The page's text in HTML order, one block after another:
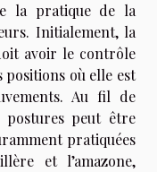
la pratique de la
Initialement, la
avoir le contrôle
où elle est
Au fil de
postures peut être
pratiquées
et l’amazone,